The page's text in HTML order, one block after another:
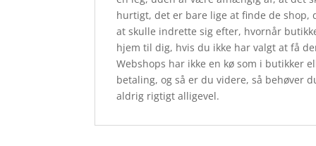
hurtigt, det er bare lige at finde de
at skulle indrette sig efter, hvornår
hjem til dig, hvis du ikke har valgt at få
Webshops har ikke en kø som i butikker
betaling, og så er du videre, så behøver
aldrig rigtigt alligevel.